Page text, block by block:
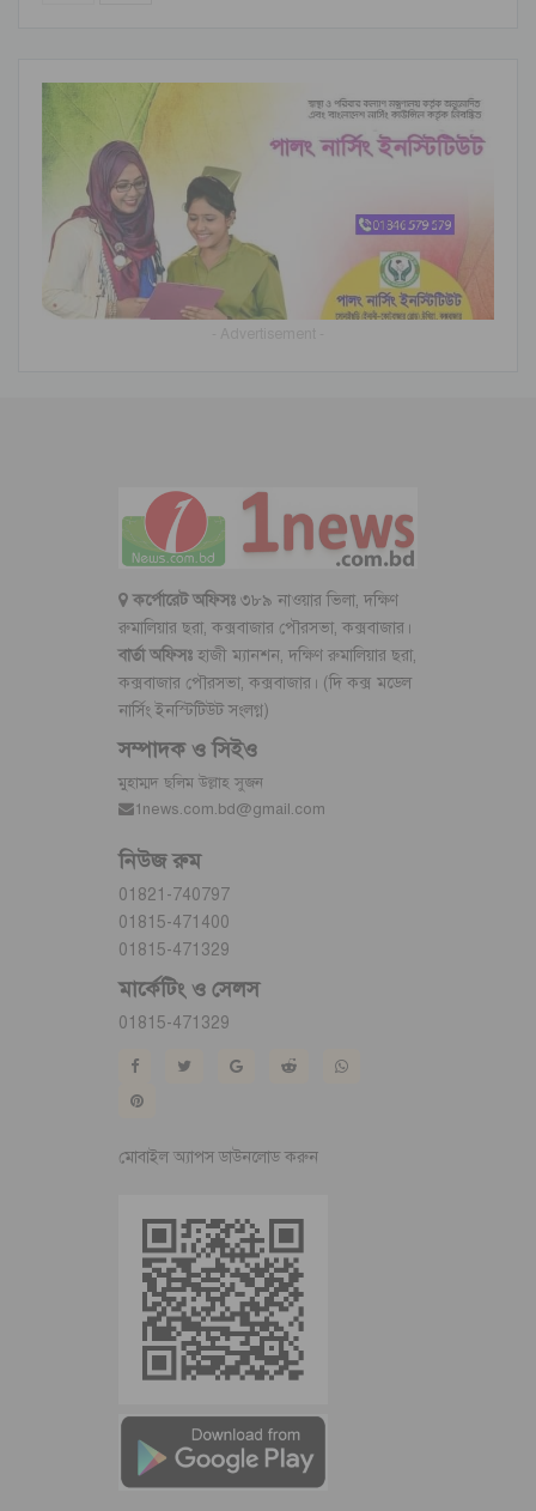
কর্পোরেট অফিসঃ৩৮৯ নাওয়ার ভিলা, দক্ষিণ
রুমালিয়ার ছরা, কক্সবাজার পৌরসভা, কক্সবাজার।
বার্তা অফিসঃ হাজী ম্যানশন, দক্ষিণ রুমালিয়ার ছরা,
কক্সবাজার পৌরসভা, কক্সবাজার। (দি কক্স মডেল
নার্সিং ইনস্টিটিউট সংলগ্ন)
সম্পাদক ও সিইও
মুহাম্মদ ছলিম উল্লাহ সুজন
1news.com.bd@gmail.com
নিউজ রুম
01821-740797
01815-471400
01815-471329
মার্কেটিং ও সেলস
01815-471329
মোবাইল অ্যাপস ডাউনলোড করুন